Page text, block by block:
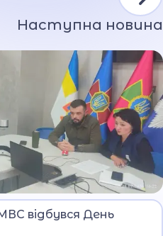
Наступна новина
у Дніпровському
та
відбувся День